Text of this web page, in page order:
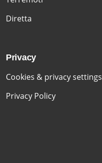
Diretta
Privacy
Cookies & privacy settings
Privacy Policy